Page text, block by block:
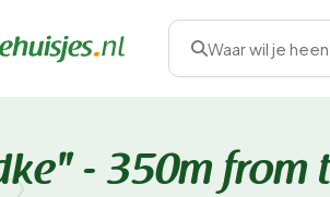
Waar wil je
- 350m from